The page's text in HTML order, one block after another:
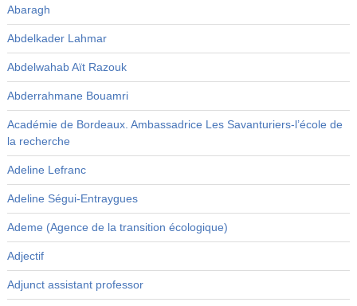
Abaragh
Abdelkader Lahmar
Abdelwahab Aït Razouk
Abderrahmane Bouamri
Académie de Bordeaux. Ambassadrice Les Savanturiers-l’école de
la recherche
Adeline Lefranc
Adeline Ségui-Entraygues
Ademe (Agence de la transition écologique)
Adjectif
Adjunct assistant professor